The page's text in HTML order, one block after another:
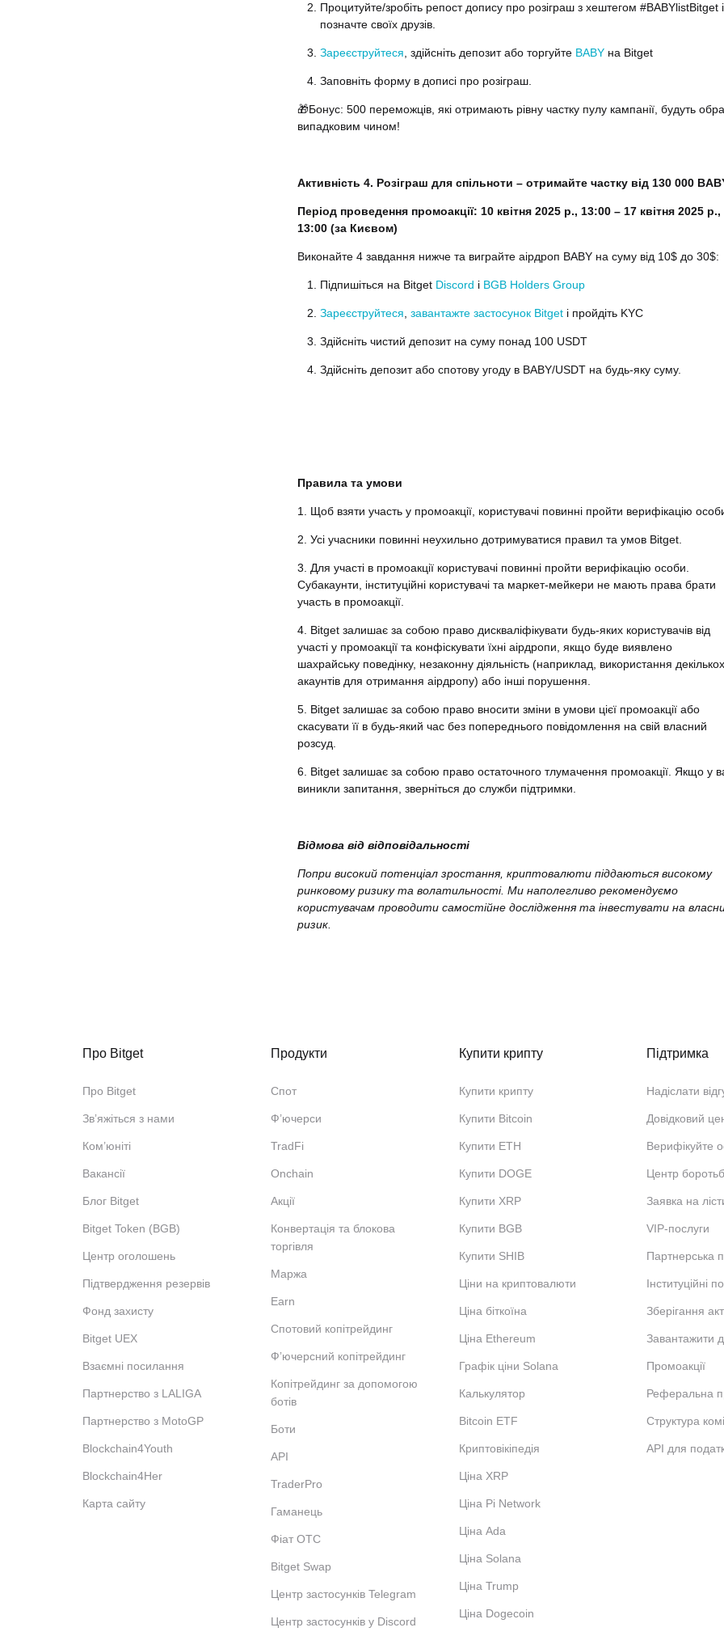
Процитуйте/зробіть репост допису про розіграш з хештегом #BABYlistBitget і
позначте своїх друзів.
Зареєструйтеся , здійсніть депозит або торгуйте BABY на Bitget
Заповніть форму в дописі про розіграш.
🎁Бонус: 500 переможців, які отримають рівну частку пулу кампанії, будуть
випадковим чином!
Активність 4. Розіграш для спільноти – отримайте частку від 130 000
Період проведення промоакції: 10 квітня 2025 р., 13:00 – 17 квітня 2025 р.,
13:00 (за Києвом)
Виконайте 4 завдання нижче та виграйте аірдроп BABY на суму від 10$ до 30$:
Підпишіться на Bitget Discord і BGB Holders Group
Зареєструйтеся завантажте застосунок Bitget і пройдіть KYC
Здійсніть чистий депозит на суму понад 100 USDT
Здійсніть депозит або спотову угоду в BABY/USDT на будь-яку суму.
Правила та умови
1. Щоб взяти участь у промоакції, користувачі повинні пройти верифікацію
2. Усі учасники повинні неухильно дотримуватися правил та умов Bitget.
3. Для участі в промоакції користувачі повинні пройти верифікацію особи.
Субакаунти, інституційні користувачі та маркет-мейкери не мають права брати
участь в промоакції.
4. Bitget залишає за собою право дискваліфікувати будь-яких користувачів від
участі у промоакції та конфіскувати їхні аірдропи, якщо буде виявлено
шахрайську поведінку, незаконну діяльність (наприклад, використання декількох
акаунтів для отримання аірдропу) або інші порушення.
5. Bitget залишає за собою право вносити зміни в умови цієї промоакції або
скасувати її в будь-який час без попереднього повідомлення на свій власний
розсуд.
6. Bitget залишає за собою право остаточного тлумачення промоакції. Якщо у
виникли запитання, зверніться до служби підтримки.
Відмова від відповідальності
Попри високий потенціал зростання, криптовалюти піддаються високому
ринковому ризику та волатильності. Ми наполегливо рекомендуємо
користувачам проводити самостійне дослідження та інвестувати на
ризик.
Про Bitget
Про Bitget
Звʼяжіться з нами
Ком’юніті
Вакансії
Блог Bitget
Bitget Token (BGB)
Центр оголошень
Підтвердження резервів
Фонд захисту
Bitget UEX
Взаємні посилання
Партнерство з LALIGA
Партнерство з MotoGP
Blockchain4Youth
Blockchain4Her
Карта сайту
Продукти
Спот
Ф’ючерси
TradFi
Onchain
Акції
Конвертація та блокова
торгівля
Маржа
Earn
Спотовий копітрейдинг
Фʼючерсний копітрейдинг
Копітрейдинг за допомогою
ботів
Боти
API
TraderPro
Гаманець
Фіат OTC
Bitget Swap
Центр застосунків Telegram
Центр застосунків у Discord
Купити крипту
Купити крипту
Купити Bitcoin
Купити ETH
Купити DOGE
Купити XRP
Купити BGB
Купити SHIB
Ціни на криптовалюти
Ціна біткоїна
Ціна Ethereum
Графік ціни Solana
Калькулятор
Bitcoin ETF
Криптовікіпедія
Ціна XRP
Ціна Pi Network
Ціна Ada
Ціна Solana
Ціна Trump
Ціна Dogecoin
Підтримка
Надіслати
Довідковий
Верифікуйте
Центр
Заявка на
VIP-послуги
Партнерська
Інституційні
Зберігання
Завантажити
Промоакції
Реферальна
Структура
API для